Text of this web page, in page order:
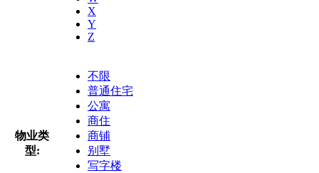
X
Y
Z
物业类
型:
不限
普通住宅
公寓
商住
商铺
别墅
写字楼